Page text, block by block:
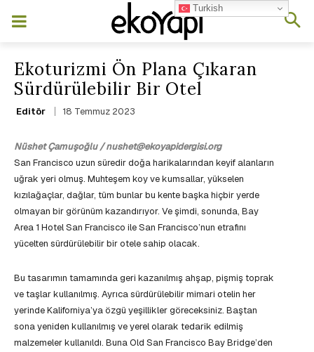
Ekoturizmi Ön Plana Çıkaran
Sürdürülebilir Bir Otel
Editör 18 Temmuz 2023
Nüshet Çamuşoğlu / nushet@ekoyapidergisi.org
San Francisco uzun süredir doğa harikalarından keyif alanların
uğrak yeri olmuş. Muhteşem koy ve kumsallar, yükselen
kızılağaçlar, dağlar, tüm bunlar bu kente başka hiçbir yerde
olmayan bir görünüm kazandırıyor. Ve şimdi, sonunda, Bay
Area 1 Hotel San Francisco ile San Francisco’nun etrafını
yücelten sürdürülebilir bir otele sahip olacak.
Bu tasarımın tamamında geri kazanılmış ahşap, pişmiş toprak
ve taşlar kullanılmış. Ayrıca sürdürülebilir mimari otelin her
yerinde Kaliforniya’ya özgü yeşillikler göreceksiniz. Baştan
sona yeniden kullanılmış ve yerel olarak tedarik edilmiş
malzemeler kullanıldı. Buna Old San Francisco Bay Bridge’den
Turkish